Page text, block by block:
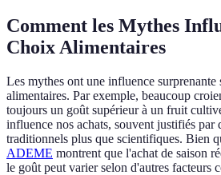
Comment les Mythes
Choix Alimentaires
Les mythes ont une influence surprenante
alimentaires. Par exemple, beaucoup
toujours un goût supérieur à un fruit
influence nos achats, souvent justifiés par
traditionnels plus que scientifiques. Bien
ADEME montrent que l'achat de saison
le goût peut varier selon d'autres facteurs